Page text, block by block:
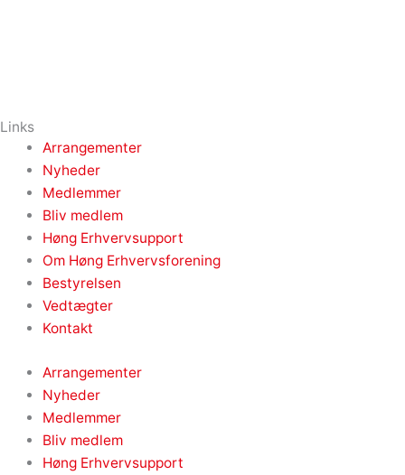
Links
Arrangementer
Nyheder
Medlemmer
Bliv medlem
Høng Erhvervsupport
Om Høng Erhvervsforening
Bestyrelsen
Vedtægter
Kontakt
Arrangementer
Nyheder
Medlemmer
Bliv medlem
Høng Erhvervsupport